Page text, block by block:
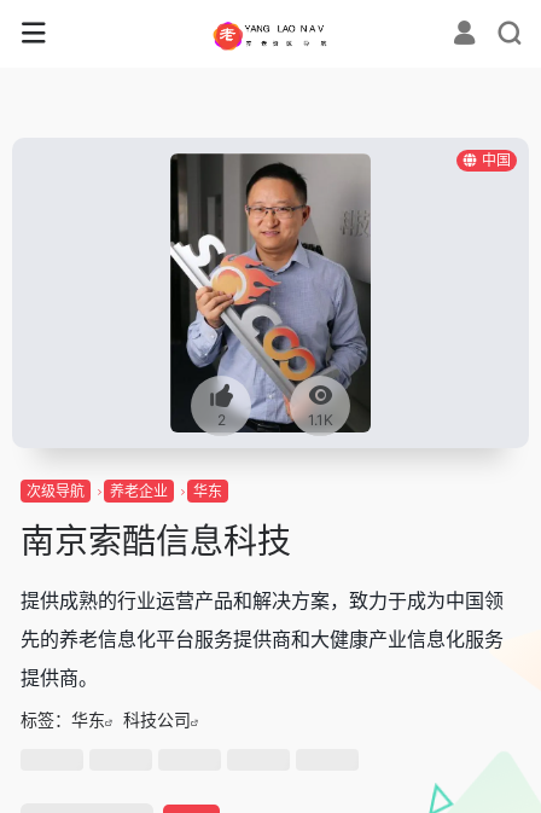
中国
2 1.1K
次级导航 养老企业 华东
南京索酷信息科技
提供成熟的行业运营产品和解决方案，致力于成为中国领
先的养老信息化平台服务提供商和大健康产业信息化服务
提供商。
标签： 华东 科技公司